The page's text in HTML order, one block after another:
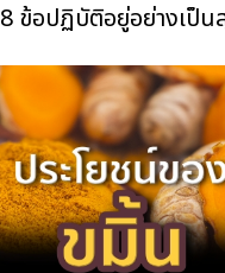
8 ข้อปฏิบัติอยู่อย่างเป็น